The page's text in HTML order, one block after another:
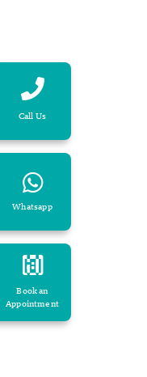
Call Us
Whatsapp
Book an
Appointment